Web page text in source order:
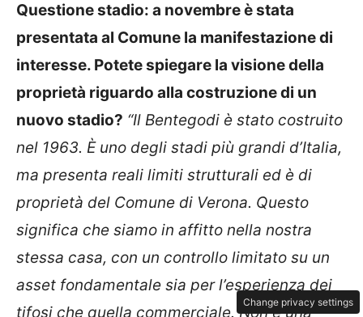
Questione stadio: a novembre è stata
presentata al Comune la manifestazione di
interesse. Potete spiegare la visione della
proprietà riguardo alla costruzione di un
nuovo stadio? “Il Bentegodi è stato costruito
nel 1963. È uno degli stadi più grandi d’Italia,
ma presenta reali limiti strutturali ed è di
proprietà del Comune di Verona. Questo
significa che siamo in affitto nella nostra
stessa casa, con un controllo limitato su un
asset fondamentale sia per l’esperienza dei
tifosi che quella commerciale. Non è una
Change privacy settings